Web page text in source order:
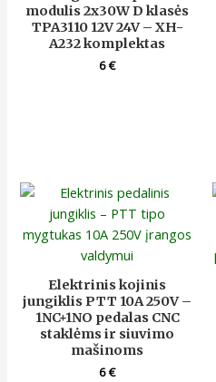
modulis 2x30W D klasės
TPA3110 12V 24V – XH-
A232 komplektas
6€
Elektrinis kojinis
jungiklis PTT 10A 250V –
1NC+1NO pedalas CNC
staklėms ir siuvimo
mašinoms
6€